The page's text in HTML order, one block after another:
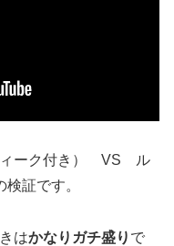
ィーク付き） VS ル
証です。
はかなりガチ盛り で